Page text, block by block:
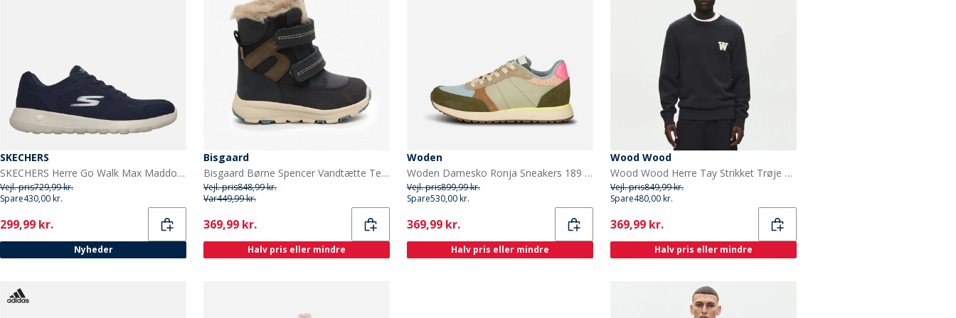
SKECHERS
SKECHERS Herre Go Walk Max Maddoxx Sneakers Navy
Vejl. pris729,99 kr.
Spare430,00 kr.
Current
299,99 kr.
Nyheder
Bisgaard
Bisgaard Børne Spencer Vandtætte Tex Støvler Navy
Vejl. pris848,99 kr.
Var449,99 kr.
Current
369,99 kr.
Halv pris eller mindre
Woden
Woden Damesko Ronja Sneakers 189 Stone Multi
Vejl. pris899,99 kr.
Spare530,00 kr.
Current
369,99 kr.
Halv pris eller mindre
Wood Wood
Wood Wood Herre Tay Strikket Trøje Pirate Black
Vejl. pris849,99 kr.
Spare480,00 kr.
Current
369,99 kr.
Halv pris eller mindre